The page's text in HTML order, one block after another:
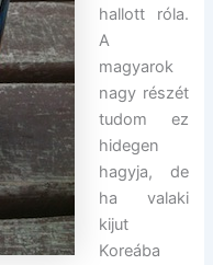
hallott róla.
A
magyarok
nagy részét
tudom ez
hidegen
hagyja, de
ha valaki
kijut
Koreába